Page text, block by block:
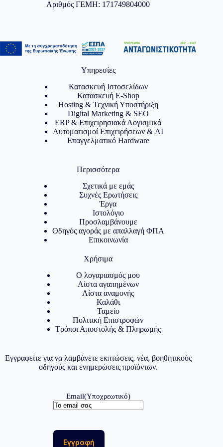
Αριθμός ΓΕΜΗ: 171749804000
Υπηρεσίες
Κατασκευή Ιστοσελίδων
Κατασκευή E-Shop
Hosting & Τεχνική Υποστήριξη
Digital Marketing & SEO
ERP & Επιχειρησιακά Λογισμικά
Αυτοματισμοί Επιχειρήσεων & AI
Επαγγελματικό Hardware
Περισσότερα
Σχετικά με εμάς
Συχνές Ερωτήσεις
Έργα
Ιστολόγιο
Προσλαμβάνουμε
Οδηγός αγοράς με απαλλαγή ΦΠΑ
Επικοινωνία
Χρήσιμα
Ο λογαριασμός μου
Λίστα αγαπημένων
Λίστα αναμονής
Καλάθι
Ταμείο
Πολιτική Επιστροφών
Τρόποι Αποστολής & Πληρωμής
Εγγραφείτε για να λαμβάνετε εκπτώσεις, νέα, βοηθητικούς
οδηγούς και ενημερώσεις προϊόντων.
Email(Υποχρεωτικό)